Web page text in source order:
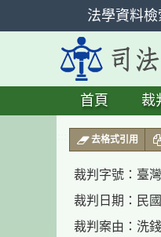
法學資料
首頁 裁
去格式引用
裁判字號： 臺
裁判日期： 民
裁判案由： 洗